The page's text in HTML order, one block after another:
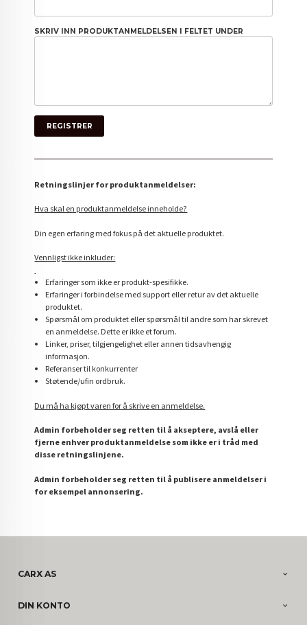
SKRIV INN PRODUKTANMELDELSEN I FELTET UNDER
Retningslinjer for produktanmeldelser:
Hva skal en produktanmeldelse inneholde?
Din egen erfaring med fokus på det aktuelle produktet.
Vennligst ikke inkluder:
Erfaringer som ikke er produkt-spesifikke.
Erfaringer i forbindelse med support eller retur av det aktuelle
produktet.
Spørsmål om produktet eller spørsmål til andre som har skrevet
en anmeldelse. Dette er ikke et forum.
Linker, priser, tilgjengelighet eller annen tidsavhengig
informasjon.
Referanser til konkurrenter
Støtende/ufin ordbruk.
Du må ha kjøpt varen for å skrive en anmeldelse.
Admin forbeholder seg retten til å akseptere, avslå eller
fjerne enhver produktanmeldelse som ikke er i tråd med
disse retningslinjene.
Admin forbeholder seg retten til å publisere anmeldelser i
for eksempel annonsering.
CARX AS
DIN KONTO